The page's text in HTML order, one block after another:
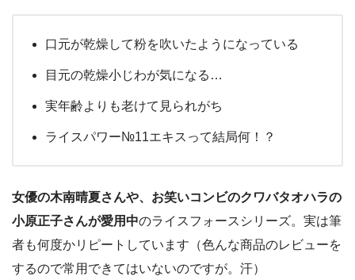
口元が乾燥して粉を吹いたようになっている
目元の乾燥小じわが気になる…
実年齢よりも老けて見られがち
ライスパワー№11エキスって結局何！？
女優の木南晴夏さんや、お笑いコンビのクワバタオハラの
小原正子さんが愛用中のライスフォースシリーズ。実は筆
者も何度かリピートしています（色んな商品のレビューを
するので常用できてはいないのですが。汗）